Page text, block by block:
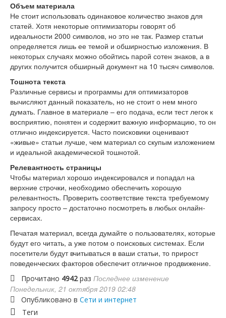
Объем материала
Не стоит использовать одинаковое количество знаков для
статей. Хотя некоторые оптимизаторы говорят об
идеальности 2000 символов, но это не так. Размер статьи
определяется лишь ее темой и обширностью изложения. В
некоторых случаях можно обойтись парой сотен знаков, а в
других получится обширный документ на 10 тысяч символов.
Тошнота текста
Различные сервисы и программы для оптимизаторов
вычисляют данный показатель, но не стоит о нем много
думать. Главное в материале – его подача, если тест легок к
восприятию, понятен и содержит важную информацию, то он
отлично индексируется. Часто поисковики оценивают
«живые» статьи лучше, чем материал со скупым изложением
и идеальной академической тошнотой.
Релевантность страницы
Чтобы материал хорошо индексировался и попадал на
верхние строчки, необходимо обеспечить хорошую
релевантность. Проверить соответствие текста требуемому
запросу просто – достаточно посмотреть в любых онлайн-
сервисах.
Печатая материал, всегда думайте о пользователях, которые
будут его читать, а уже потом о поисковых системах. Если
посетители будут вчитываться в ваши статьи, то прирост
поведенческих факторов обеспечит отличное продвижение.
Прочитано 4942раз Последнее изменение
Понедельник, 21 октября 2019 02:48
Опубликовано в Сети и интернет
Теги